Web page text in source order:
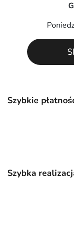
Szybkie
Szybka